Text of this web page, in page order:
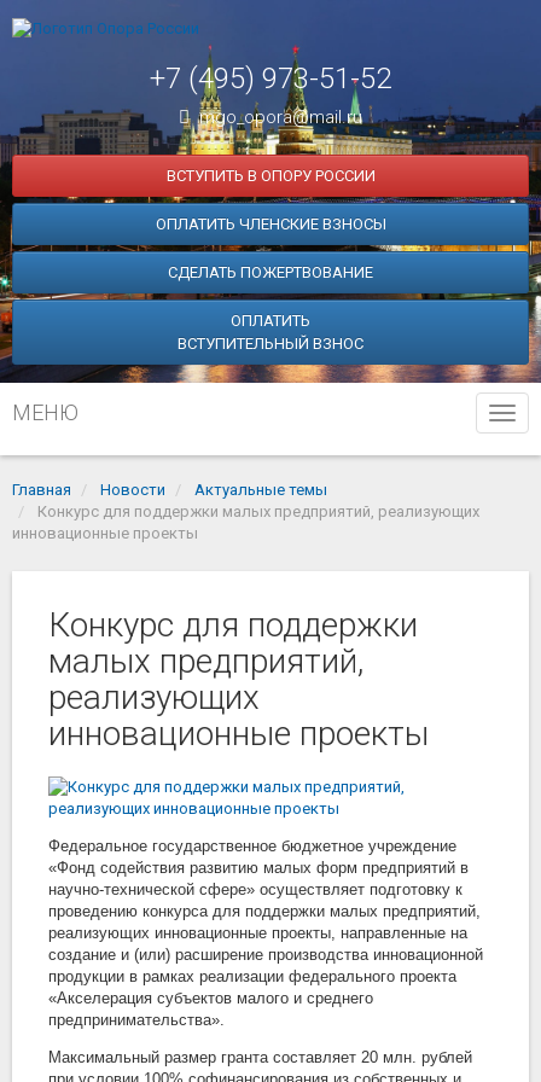
+7 (495) 973-51-52
mgo_opora@mail.ru
ВСТУПИТЬ В ОПОРУ РОССИИ
ОПЛАТИТЬ ЧЛЕНСКИЕ ВЗНОСЫ
СДЕЛАТЬ ПОЖЕРТВОВАНИЕ
ОПЛАТИТЬ
ВСТУПИТЕЛЬНЫЙ ВЗНОС
МЕНЮ
Главная Новости
Актуальные темы
Конкурс для поддержки малых предприятий, реализующих
инновационные проекты
Конкурс для поддержки
малых предприятий,
реализующих
инновационные проекты
Федеральное государственное бюджетное учреждение
«Фонд содействия развитию малых форм предприятий в
научно-технической сфере» осуществляет подготовку к
проведению конкурса для поддержки малых предприятий,
реализующих инновационные проекты, направленные на
создание и (или) расширение производства инновационной
продукции в рамках реализации федерального проекта
«Акселерация субъектов малого и среднего
предпринимательства».
Максимальный размер гранта составляет 20 млн. рублей